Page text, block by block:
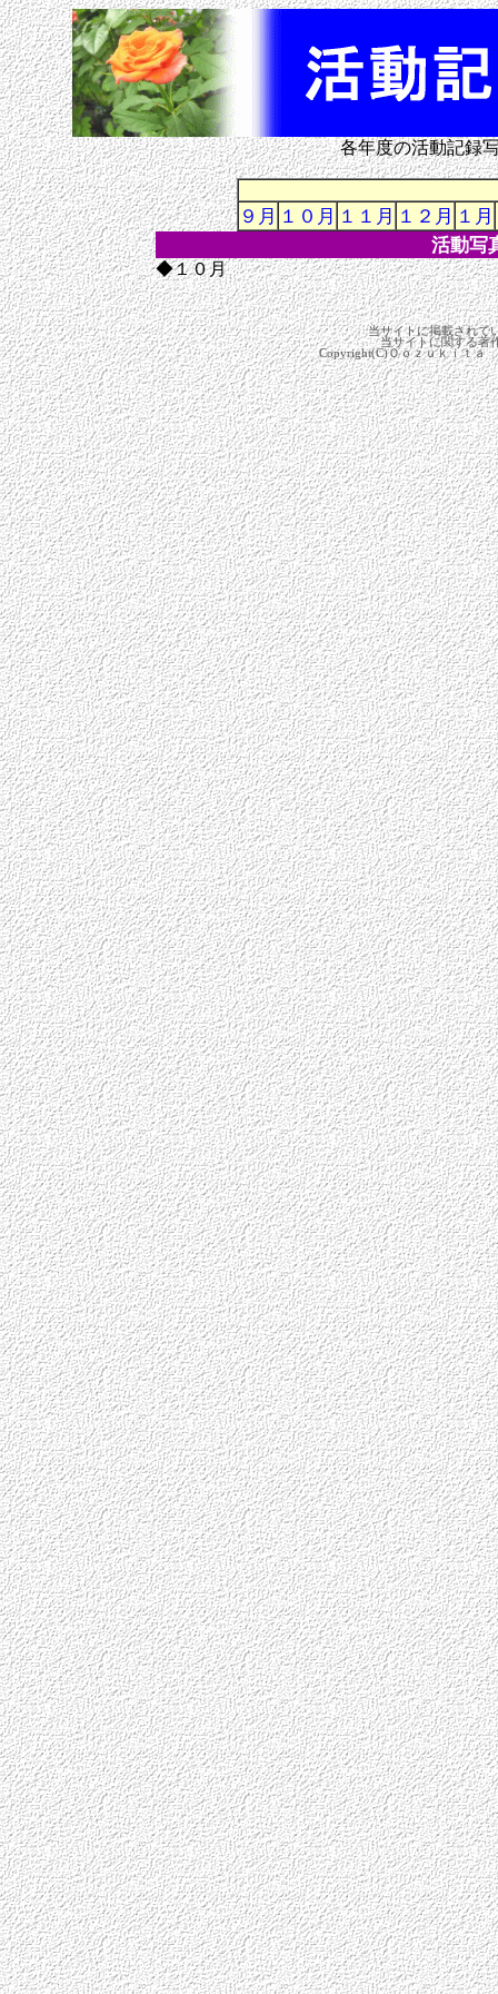
各年度の活動記録
９月 １０月 １１月 １２月 １月
活動写
◆１０月
当サイトに掲載されて
当サイトに関する著
Copyright(C)Ｏｏｚｕｋｉｔａ